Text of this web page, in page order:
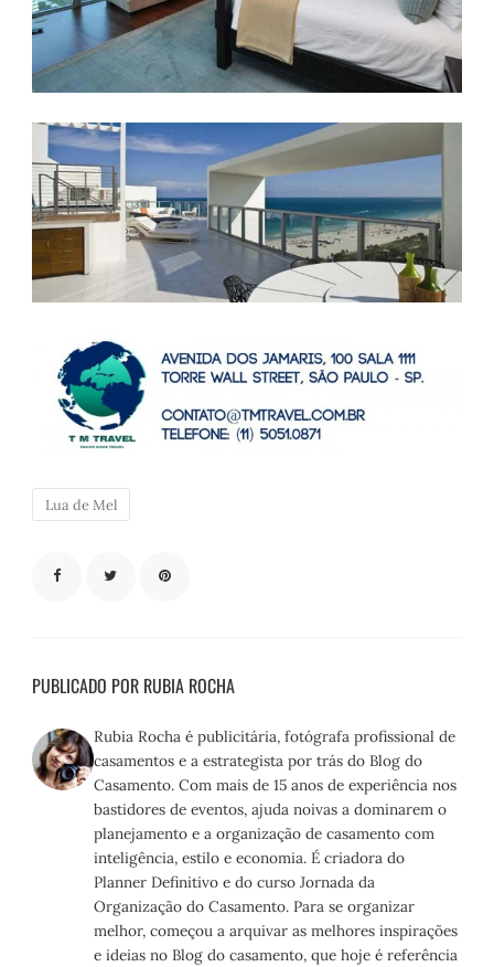
Lua de Mel
PUBLICADO POR RUBIA ROCHA
Rubia Rocha é publicitária, fotógrafa profissional de
casamentos e a estrategista por trás do Blog do
Casamento. Com mais de 15 anos de experiência nos
bastidores de eventos, ajuda noivas a dominarem o
planejamento e a organização de casamento com
inteligência, estilo e economia. É criadora do
Planner Definitivo e do curso Jornada da
Organização do Casamento. Para se organizar
melhor, começou a arquivar as melhores inspirações
e ideias no Blog do casamento, que hoje é referência